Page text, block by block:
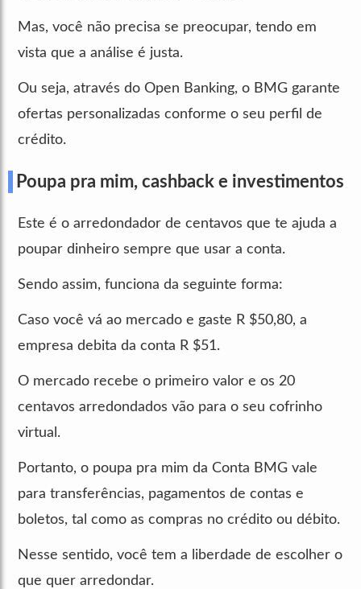
Mas, você não precisa se preocupar, tendo em
vista que a análise é justa.
Ou seja, através do Open Banking, o BMG garante
ofertas personalizadas conforme o seu perfil de
crédito.
Poupa pra mim, cashback e investimentos
Este é o arredondador de centavos que te ajuda a
poupar dinheiro sempre que usar a conta.
Sendo assim, funciona da seguinte forma:
Caso você vá ao mercado e gaste R $50,80, a
empresa debita da conta R $51.
O mercado recebe o primeiro valor e os 20
centavos arredondados vão para o seu cofrinho
virtual.
Portanto, o poupa pra mim da Conta BMG vale
para transferências, pagamentos de contas e
boletos, tal como as compras no crédito ou débito.
Nesse sentido, você tem a liberdade de escolher o
que quer arredondar.